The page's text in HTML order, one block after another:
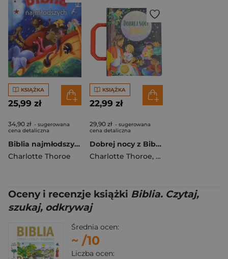
KSIĄŻKA
25,99 zł
34,90 zł - sugerowana
cena detaliczna
Biblia najmłodszych
Charlotte Thoroe
KSIĄŻKA
22,99 zł
29,90 zł - sugerowana
cena detaliczna
Dobrej nocy z Biblią
Charlotte Thoroe, Lynn Horrabin
Oceny i recenzje książki Biblia. Czytaj,
szukaj, odkrywaj
Średnia ocen:
~ /10
Liczba ocen: